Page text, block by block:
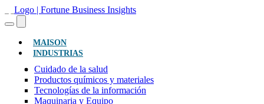
MAISON(ACTUAL)
INDUSTRIAS
Cuidado de la salud
Productos químicos y materiales
Tecnologías de la información
Maquinaria y Equipo